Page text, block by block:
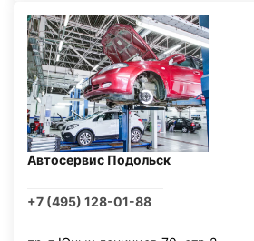
Автосервис Подольск
+7 (495) 128-01-88